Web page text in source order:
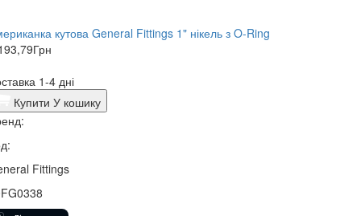
кутова General Fittings 1" нікель з O-Ring
Грн
1-4 дні
Купити У кошику
Fittings